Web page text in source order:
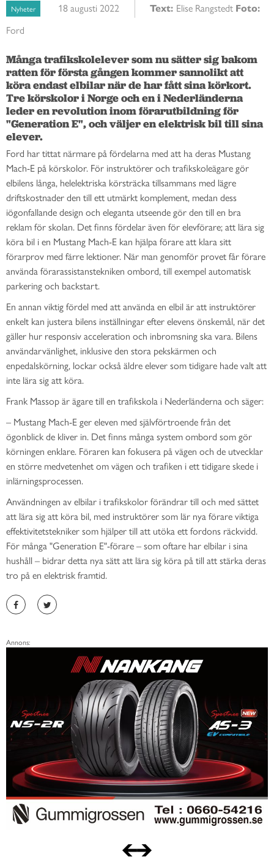
Nyheter 18 augusti 2022 Text: Elise Rangstedt Foto:
Ford
Många trafikskolelever som nu sätter sig bakom
ratten för första gången kommer sannolikt att
köra endast elbilar när de har fått sina körkort.
Tre körskolor i Norge och en i Nederländerna
leder en revolution inom förarutbildning för
"Generation E", och väljer en elektrisk bil till sina
elever.
Ford har tittat närmare på fördelarna med att ha deras Mustang
Mach-E på körskolor. För instruktörer och trafikskoleägare gör
elbilens långa, helelektriska körsträcka tillsammans med lägre
driftskostnader den till ett utmärkt komplement, medan dess
iögonfallande design och eleganta utseende gör den till en bra
reklam för skolan. Det finns fördelar även för elevförare; att lära sig
köra bil i en Mustang Mach-E kan hjälpa förare att klara sitt
förarprov med färre lektioner. När man genomför provet får förare
använda förarassistanstekniken ombord, till exempel automatisk
parkering och backstart.
En annan viktig fördel med att använda en elbil är att instruktörer
enkelt kan justera bilens inställningar efter elevens önskemål, när det
gäller hur responsiv acceleration och inbromsning ska vara. Bilens
användarvänlighet, inklusive den stora pekskärmen och
enpedalskörning, lockar också äldre elever som tidigare hade valt att
inte lära sig att köra.
Frank Massop är ägare till en trafikskola i Nederländerna och säger:
– Mustang Mach-E ger eleven med självförtroende från det
ögonblick de kliver in. Det finns många system ombord som gör
körningen enklare. Föraren kan fokusera på vägen och de utvecklar
en större medvetenhet om vägen och trafiken i ett tidigare skede i
inlärningsprocessen.
Användningen av elbilar i trafikskolor förändrar till och med sättet
att lära sig att köra bil, med instruktörer som lär nya förare viktiga
effektivitetstekniker som hjälper till att utöka ett fordons räckvidd.
För många "Generation E"-förare – som oftare har elbilar i sina
hushåll – bidrar detta nya sätt att lära sig köra på till att stärka deras
tro på en elektrisk framtid.
Annons: